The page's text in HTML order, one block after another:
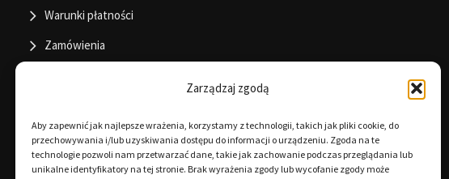
Zarządzaj zgodą
Aby zapewnić jak najlepsze wrażenia, korzystamy z technologii, takich jak pliki cookie, do
przechowywania i/lub uzyskiwania dostępu do informacji o urządzeniu. Zgoda na te
technologie pozwoli nam przetwarzać dane, takie jak zachowanie podczas przeglądania lub
unikalne identyfikatory na tej stronie. Brak wyrażenia zgody lub wycofanie zgody może
Warunki płatności
Zamówienia